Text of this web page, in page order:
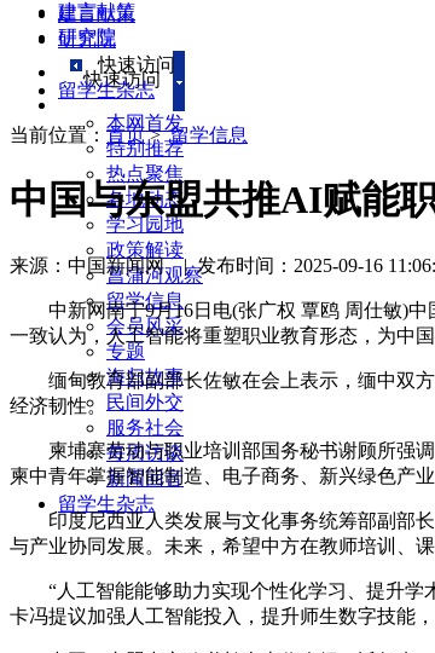
建言献策
研究院
快速访问
本网首发
特别推荐
热点聚焦
各地动态
学习园地
政策解读
菖蒲河观察
留学信息
会员风采
专题
海归故事
民间外交
服务社会
每周访谈
新闻回音
留学生杂志
建言献策
研究院
快速访问
留学生杂志
当前位置： 首页>留学信息
中国与东盟共推AI赋能
来源：中国新闻网 |发布时间：2025-09-16
中新网南宁9月16日电(张广权 覃鸥 周仕敏)中
一致认为，人工智能将重塑职业教育形态，为中
缅甸教育部副部长佐敏在会上表示，缅中双方
经济韧性。
柬埔寨劳动与职业培训部国务秘书谢顾所强调
柬中青年掌握智能制造、电子商务、新兴绿色产业
印度尼西亚人类发展与文化事务统筹部副部长
与产业协同发展。未来，希望中方在教师培训、
“人工智能能够助力实现个性化学习、提升学术
卡冯提议加强人工智能投入，提升师生数字技能